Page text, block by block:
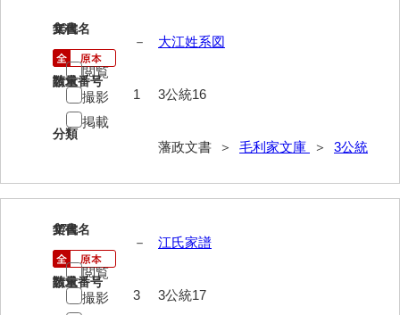
16
文書名
大江姓系図
請求番号
3公統16
分類
藩政文書 ＞ 毛利家文庫 ＞ 3公統
年代
－
数量
1
閲覧
撮影
掲載
17
文書名
江氏家譜
請求番号
3公統17
年代
－
数量
3
閲覧
撮影